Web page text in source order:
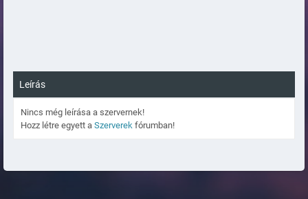
Leírás
Nincs még leírása a szervernek!
Hozz létre egyett a Szerverek fórumban!